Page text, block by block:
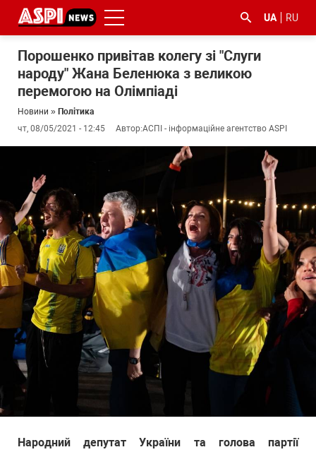
UA RU
Порошенко привітав колегу зі "Слуги
народу" Жана Беленюка з великою
перемогою на Олімпіаді
Новини » Політика
чт, 08/05/2021 - 12:45
Автор:АСПІ - інформаційне агентство ASPI
Народний депутат України та голова партії
з
корупцією
#Київ #коронавірус